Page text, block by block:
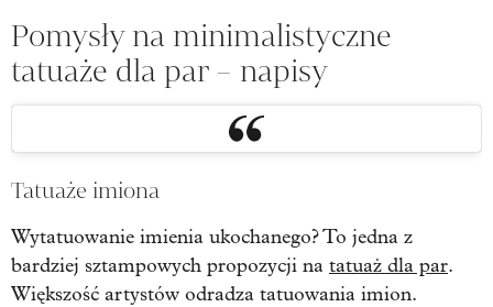
Pomysły na minimalistyczne
tatuaże dla par – napisy
Tatuaże imiona
Wytatuowanie imienia ukochanego? To jedna z
bardziej sztampowych propozycji na tatuaż dla par.
Większość artystów odradza tatuowania imion.